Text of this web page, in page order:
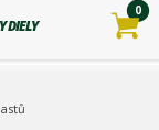
DIELY
0